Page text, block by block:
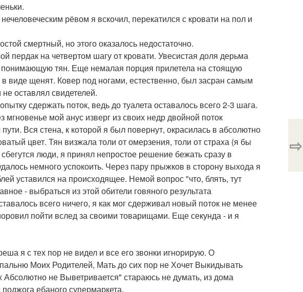
рёвом я вскочил, перекатился с кровати на пол и
смертный, но этого оказалось недостаточно.
пердак на четвертом шагу от кровати. Увесистая доля дерьма
понимающую тян. Еще немалая порция прилетела на стоящую
виде щенят. Ковер под ногами, естественно, был засран самым
оставлял свидетелей.
сдержать поток, ведь до туалета оставалось всего 2-3 шага.
мгновенье мой анус изверг из своих недр двойной поток
Вся стена, к которой я был повернут, окрасилась в абсолютно
цвет. Тян визжала толи от омерзения, толи от страха (я бы
люди, я принял непростое решение бежать сразу в
немного успокоить. Через пару прыжков в сторону выхода я
уставился на происходящее. Немой вопрос "что, блять, тут
- выбраться из этой обители говяного результата
всего ничего, я как мог сдерживал новый поток не менее
пойти вслед за своими товарищами. Еще секунда - и я
я с тех пор не видел и все его звонки игнорирую. О
Моих Родителей, Мать до сих пор не Хочет Выкидывать
не Выветривается" стараюсь не думать, из дома
ебаного супермаркета.
⇨